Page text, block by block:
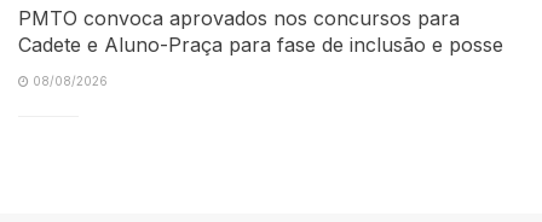
PMTO convoca aprovados nos concursos para
Cadete e Aluno-Praça para fase de inclusão e posse
08/08/2026